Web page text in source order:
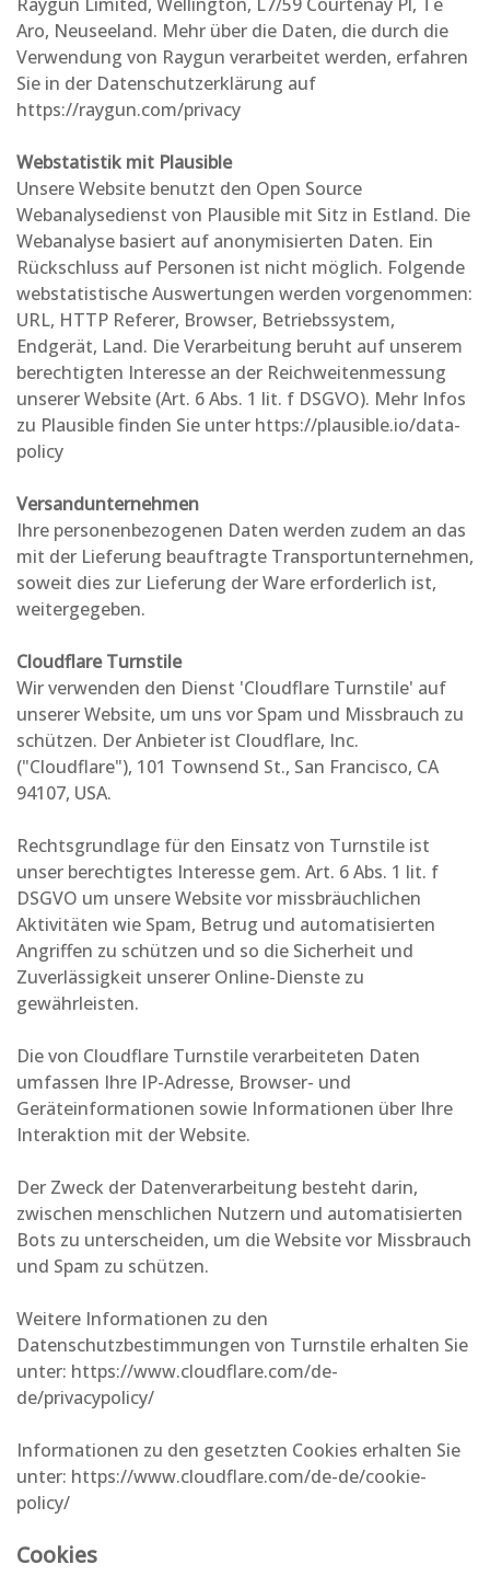
Aro, Neuseeland. Mehr über die Daten, die durch die
Verwendung von Raygun verarbeitet werden, erfahren
Sie in der Datenschutzerklärung auf
https://raygun.com/privacy
Webstatistik mit Plausible
Unsere Website benutzt den Open Source
Webanalysedienst von Plausible mit Sitz in Estland. Die
Webanalyse basiert auf anonymisierten Daten. Ein
Rückschluss auf Personen ist nicht möglich. Folgende
webstatistische Auswertungen werden vorgenommen:
URL, HTTP Referer, Browser, Betriebssystem,
Endgerät, Land. Die Verarbeitung beruht auf unserem
berechtigten Interesse an der Reichweitenmessung
unserer Website (Art. 6 Abs. 1 lit. f DSGVO). Mehr Infos
zu Plausible finden Sie unter https://plausible.io/data-
policy
Versandunternehmen
Ihre personenbezogenen Daten werden zudem an das
mit der Lieferung beauftragte Transportunternehmen,
soweit dies zur Lieferung der Ware erforderlich ist,
weitergegeben.
Cloudflare Turnstile
Wir verwenden den Dienst 'Cloudflare Turnstile' auf
unserer Website, um uns vor Spam und Missbrauch zu
schützen. Der Anbieter ist Cloudflare, Inc.
("Cloudflare"), 101 Townsend St., San Francisco, CA
94107, USA.
Rechtsgrundlage für den Einsatz von Turnstile ist
unser berechtigtes Interesse gem. Art. 6 Abs. 1 lit. f
DSGVO um unsere Website vor missbräuchlichen
Aktivitäten wie Spam, Betrug und automatisierten
Angriffen zu schützen und so die Sicherheit und
Zuverlässigkeit unserer Online-Dienste zu
gewährleisten.
Die von Cloudflare Turnstile verarbeiteten Daten
umfassen Ihre IP-Adresse, Browser- und
Geräteinformationen sowie Informationen über Ihre
Interaktion mit der Website.
Der Zweck der Datenverarbeitung besteht darin,
zwischen menschlichen Nutzern und automatisierten
Bots zu unterscheiden, um die Website vor Missbrauch
und Spam zu schützen.
Weitere Informationen zu den
Datenschutzbestimmungen von Turnstile erhalten Sie
unter: https://www.cloudflare.com/de-
de/privacypolicy/
Informationen zu den gesetzten Cookies erhalten Sie
unter: https://www.cloudflare.com/de-de/cookie-
policy/
Cookies